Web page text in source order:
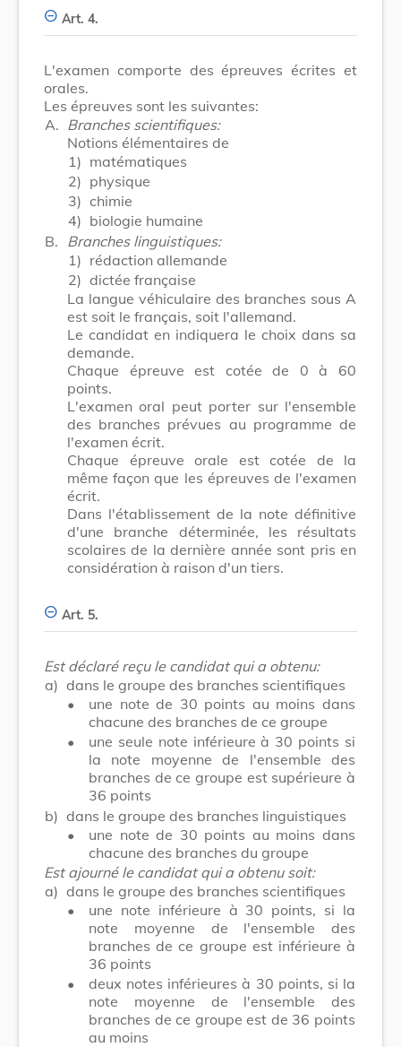
Art. 4.
L'examen comporte des épreuves écrites et
orales.
Les épreuves sont les suivantes:
A. Branches scientifiques:
Notions élémentaires de
1) matématiques
2) physique
3) chimie
4) biologie humaine
B. Branches linguistiques:
1) rédaction allemande
2) dictée française
La langue véhiculaire des branches sous A
est soit le français, soit l'allemand.
Le candidat en indiquera le choix dans sa
demande.
Chaque épreuve est cotée de 0 à 60
points.
L'examen oral peut porter sur l'ensemble
des branches prévues au programme de
l'examen écrit.
Chaque épreuve orale est cotée de la
même façon que les épreuves de l'examen
écrit.
Dans l'établissement de la note définitive
d'une branche déterminée, les résultats
scolaires de la dernière année sont pris en
considération à raison d'un tiers.
Art. 5.
Est déclaré reçu le candidat qui a obtenu:
a) dans le groupe des branches scientifiques
•
une note de 30 points au moins dans
chacune des branches de ce groupe
•
une seule note inférieure à 30 points si
la note moyenne de l'ensemble des
branches de ce groupe est supérieure à
36 points
b) dans le groupe des branches linguistiques
•
une note de 30 points au moins dans
chacune des branches du groupe
Est ajourné le candidat qui a obtenu soit:
a) dans le groupe des branches scientifiques
•
une note inférieure à 30 points, si la
note moyenne de l'ensemble des
branches de ce groupe est inférieure à
36 points
•
deux notes inférieures à 30 points, si la
note moyenne de l'ensemble des
branches de ce groupe est de 36 points
au moins